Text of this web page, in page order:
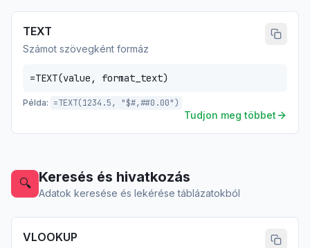
TEXT
Számot szövegként formáz
=TEXT(value, format_text)
Példa: =TEXT(1234.5, "$#,##0.00")
Tudjon meg többet
🔍 Keresés és hivatkozás
Adatok keresése és lekérése táblázatokból
VLOOKUP